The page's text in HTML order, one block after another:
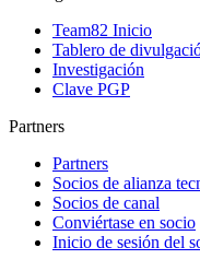
Team82 Inicio
Tablero de
Investigación
Clave PGP
Partners
Partners
Socios de alianza
Socios de canal
Conviértase en socio
Inicio de sesión del